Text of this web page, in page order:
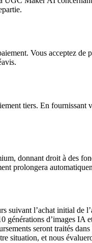
Vous acceptez
tiers. En
donnant droit à des
prolongera
suivant l’achat initial de
générations d’images
seront traités
situation, et nous